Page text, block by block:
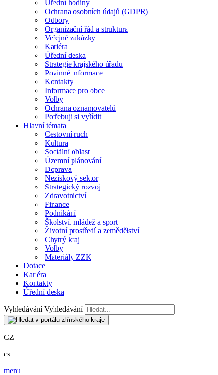
Úřední hodiny
Ochrana osobních údajů (GDPR)
Odbory
Organizační řád a struktura
Veřejné zakázky
Kariéra
Úřední deska
Strategie krajského úřadu
Povinné informace
Kontakty
Informace pro obce
Volby
Ochrana oznamovatelů
Potřebuji si vyřídit
Hlavní témata
Cestovní ruch
Kultura
Sociální oblast
Územní plánování
Doprava
Neziskový sektor
Strategický rozvoj
Zdravotnictví
Finance
Podnikání
Školství, mládež a sport
Životní prostředí a zemědělství
Chytrý kraj
Volby
Materiály ZZK
Dotace
Kariéra
Kontakty
Úřední deska
Vyhledávání Vyhledávání
CZ
cs
menu